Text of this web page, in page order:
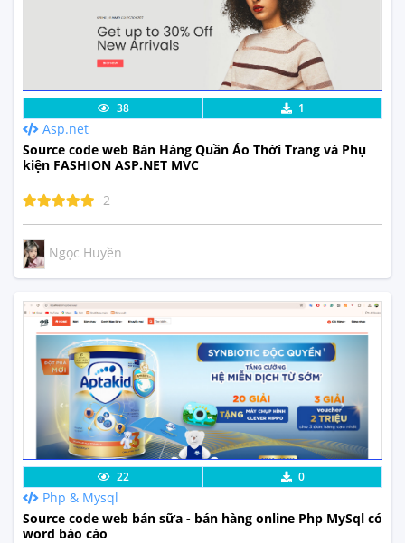
Lưu code Xem Thực Tế
38 1
Asp.net
Source code web Bán Hàng Quần Áo Thời Trang và Phụ
kiện FASHION ASP.NET MVC
2
Ngọc Huyền
Lưu code Xem Thực Tế
22 0
Php & Mysql
Source code web bán sữa - bán hàng online Php MySql có
word báo cáo